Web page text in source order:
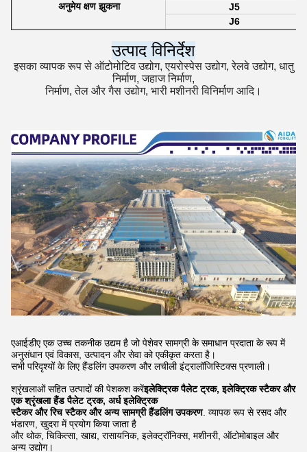
अनुमेय क्षण झुकना
J5
J6
उत्पाद विनिर्देश
इसका व्यापक रूप से ऑटोमोटिव उद्योग, एयरोस्पेस उद्योग, रेलवे उद्योग, धातु
निर्माण, जहाज निर्माण,
निर्माण, तेल और गैस उद्योग, भारी मशीनरी विनिर्माण आदि।